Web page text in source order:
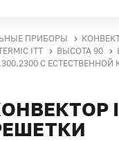
ПРИБОРЫ
ITT ВЫСОТА 90
С